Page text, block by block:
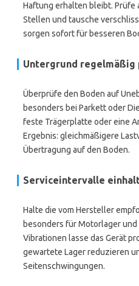
Haftung erhalten bleibt. Prüfe
Stellen und tausche
sorgen sofort für besseren
Untergrund regelmäßig
Überprüfe den Boden auf
besonders bei Parkett oder
feste Trägerplatte oder eine
Ergebnis: gleichmäßigere
Übertragung auf den Boden.
Serviceintervalle
Halte die vom Hersteller
besonders für Motorlager
Vibrationen lasse das Gerät
gewartete Lager reduzieren
Seitenschwingungen.